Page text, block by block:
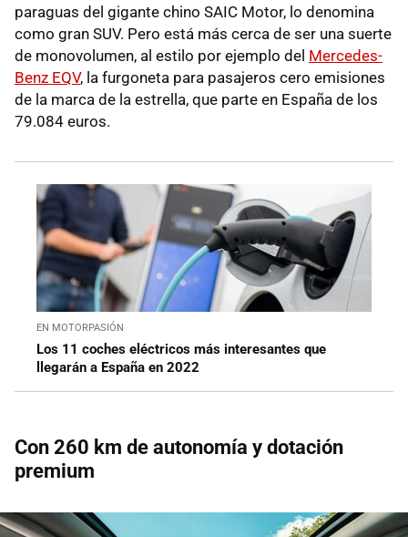
paraguas del gigante chino SAIC Motor, lo denomina
como gran SUV. Pero está más cerca de ser una suerte
de monovolumen, al estilo por ejemplo del Mercedes-
Benz EQV, la furgoneta para pasajeros cero emisiones
de la marca de la estrella, que parte en España de los
79.084 euros.
EN MOTORPASIÓN
Los 11 coches eléctricos más interesantes que
llegarán a España en 2022
Con 260 km de autonomía y dotación
premium